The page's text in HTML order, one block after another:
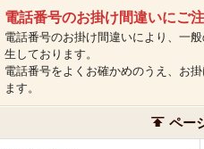
電話番号のお掛け間違いにご
電話番号のお掛け間違いにより、一
生しております。
電話番号をよくお確かめのうえ、お
ます。
ペー